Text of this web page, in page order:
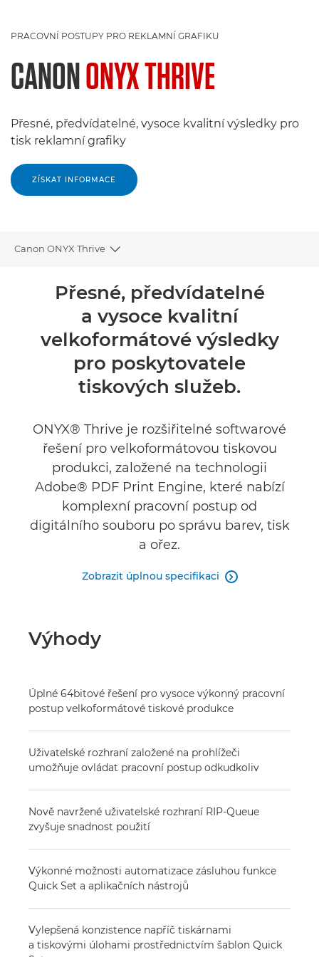
PRACOVNÍ POSTUPY PRO REKLAMNÍ GRAFIKU
CANONONYX THRIVE
Přesné, předvídatelné, vysoce kvalitní výsledky pro
tisk reklamní grafiky
ZÍSKAT INFORMACE
Canon ONYX Thrive
Toggle breadcrumbs
Přesné, předvídatelné
a vysoce kvalitní
velkoformátové výsledky
pro poskytovatele
tiskových služeb.
ONYX® Thrive je rozšiřitelné softwarové
řešení pro velkoformátovou tiskovou
produkci, založené na technologii
Adobe® PDF Print Engine, které nabízí
komplexní pracovní postup od
digitálního souboru po správu barev, tisk
a ořez.
Zobrazit úplnou specifikaci 
Výhody
Úplné 64bitové řešení pro vysoce výkonný pracovní
postup velkoformátové tiskové produkce
Uživatelské rozhraní založené na prohlížeči
umožňuje ovládat pracovní postup odkudkoliv
Nově navržené uživatelské rozhraní RIP-Queue
zvyšuje snadnost použití
Výkonné možnosti automatizace zásluhou funkce
Quick Set a aplikačních nástrojů
Vylepšená konzistence napříč tiskárnami
a tiskovými úlohami prostřednictvím šablon Quick